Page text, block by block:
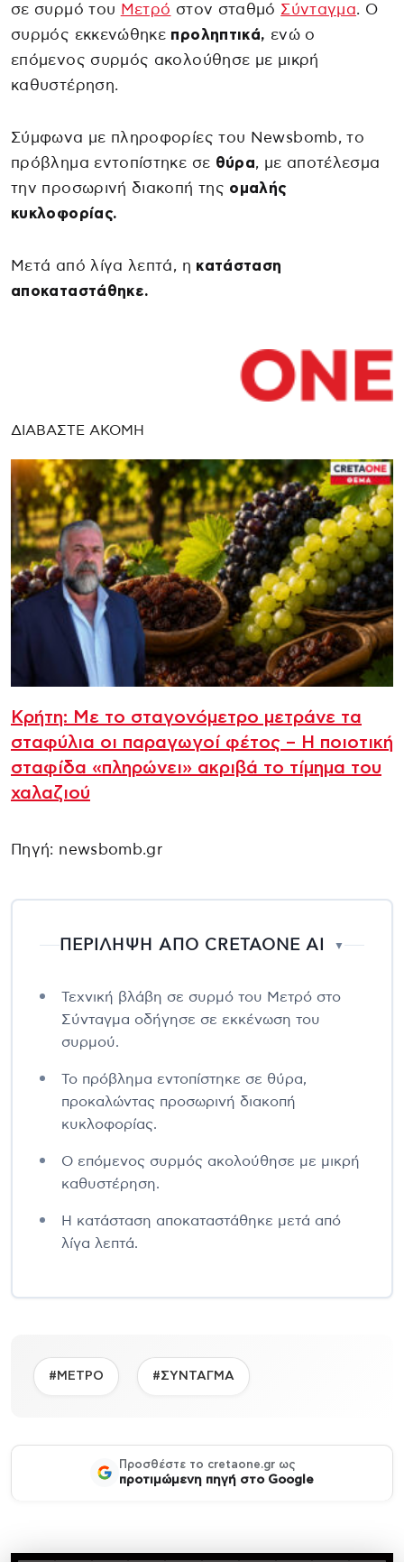
σε συρμό του Μετρό στον σταθμό Σύνταγμα. Ο
συρμός εκκενώθηκε προληπτικά, ενώ ο
επόμενος συρμός ακολούθησε με μικρή
καθυστέρηση.
Σύμφωνα με πληροφορίες του Newsbomb, το
πρόβλημα εντοπίστηκε σε θύρα, με αποτέλεσμα
την προσωρινή διακοπή της ομαλής
κυκλοφορίας.
Μετά από λίγα λεπτά, η κατάσταση
αποκαταστάθηκε.
ΔΙΑΒΑΣΤΕ ΑΚΟΜΗ
Κρήτη: Με το σταγονόμετρο μετράνε τα
σταφύλια οι παραγωγοί φέτος – Η ποιοτική
σταφίδα «πληρώνει» ακριβά το τίμημα του
χαλαζιού
Πηγή: newsbomb.gr
ΠΕΡΙΛΗΨΗ ΑΠΟ CRETAONE AI ▼
Τεχνική βλάβη σε συρμό του Μετρό στο
Σύνταγμα οδήγησε σε εκκένωση του
συρμού.
Το πρόβλημα εντοπίστηκε σε θύρα,
προκαλώντας προσωρινή διακοπή
κυκλοφορίας.
Ο επόμενος συρμός ακολούθησε με μικρή
καθυστέρηση.
Η κατάσταση αποκαταστάθηκε μετά από
λίγα λεπτά.
#ΜΕΤΡΟ #ΣΥΝΤΑΓΜΑ
Προσθέστε το cretaone.gr ως
προτιμώμενη πηγή στο Google